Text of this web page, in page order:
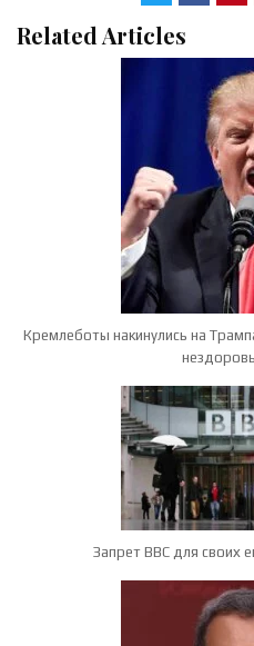
Related Articles
Кремлеботы накинулись на
Запрет ВВС для своих